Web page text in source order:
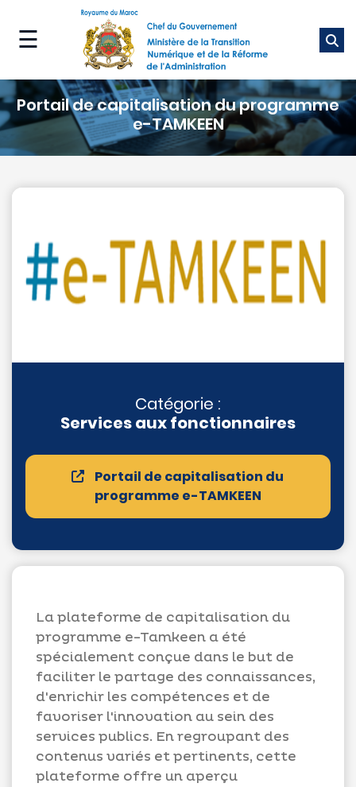
contenu
☰
Ministère
Nos
Média
d'offres
Suggestions
Contactez-
Portail de capitalisation du programme
e-TAMKEEN
Catégorie :
Services aux fonctionnaires
Portail de capitalisation du
programme e-TAMKEEN
La plateforme de capitalisation du
programme e-Tamkeen a été
spécialement conçue dans le but de
faciliter le partage des connaissances,
d'enrichir les compétences et de
favoriser l'innovation au sein des
services publics. En regroupant des
contenus variés et pertinents, cette
plateforme offre un aperçu